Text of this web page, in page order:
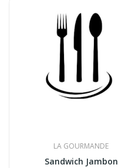
LA GOURMANDE
Sandwich Jambon